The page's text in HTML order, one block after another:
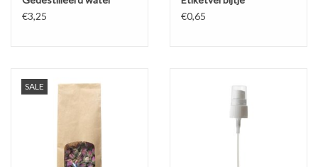
€3,25
€0,65
SALE